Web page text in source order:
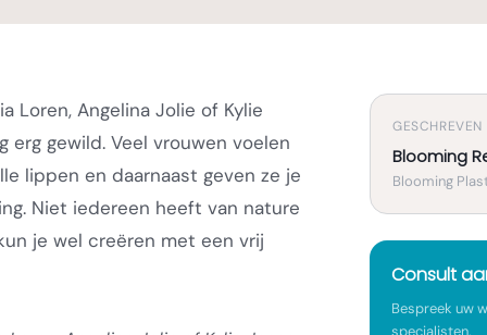
Loren, Angelina Jolie of Kylie
erg gewild. Veel vrouwen voelen
lippen en daarnaast geven ze je
Niet iedereen heeft van nature
je wel creëren met een vrij
GESCHREVEN
Blooming
Blooming
Consult
Bespreek uw
specialisten.